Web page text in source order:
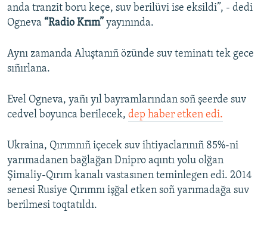
anda tranzit boru keçe, suv berilüvi ise eksildi”, - dedi
Ogneva “Radio Krım” yayınında.
Aynı zamanda Aluştanıñ özünde suv teminatı tek gece
sıñırlana.
Evel Ogneva, yañı yıl bayramlarından soñ şeerde suv
cedvel boyunca berilecek, dep haber etken edi.
Ukraina, Qırımnıñ içecek suv ihtiyaclarınıñ 85%-ni
yarımadanen bağlağan Dnipro aqıntı yolu olğan
Şimaliy-Qırım kanalı vastasınen teminlegen edi. 2014
senesi Rusiye Qırımnı işğal etken soñ yarımadağa suv
berilmesi toqtatıldı.